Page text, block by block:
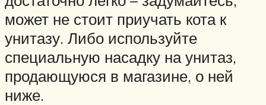
может не стоит приучать кота к
унитазу. Либо используйте
специальную насадку на унитаз,
продающуюся в магазине, о ней
ниже.